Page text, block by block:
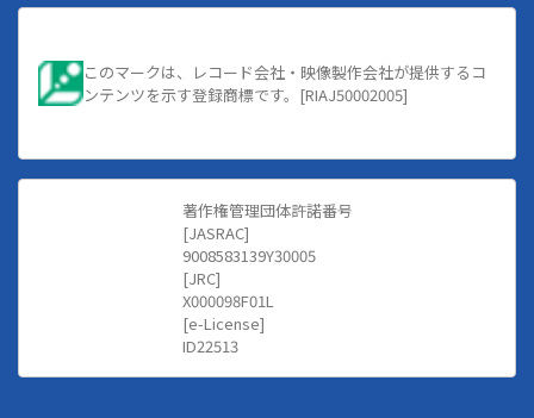
このマークは、レコード会社・映像製作会社が提供するコ
ンテンツを示す登録商標です。[RIAJ50002005]
著作権管理団体許諾番号
[JASRAC]
9008583139Y30005
[JRC]
X000098F01L
[e-License]
ID22513